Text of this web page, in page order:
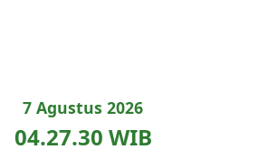
7 Agustus 2026
04.27.31 WIB